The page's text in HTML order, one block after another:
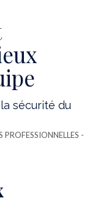
sécurité du
-